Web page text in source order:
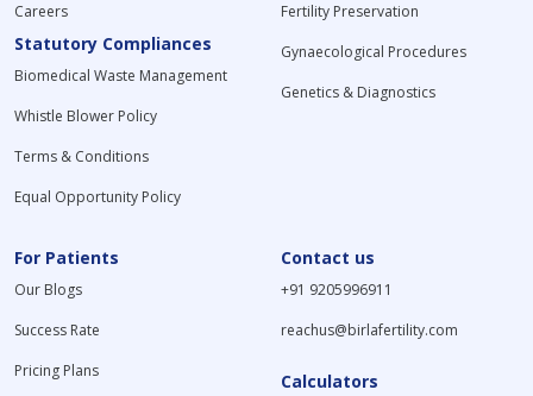
Careers
Statutory Compliances
Biomedical Waste Management
Whistle Blower Policy
Terms & Conditions
Equal Opportunity Policy
Fertility Preservation
Gynaecological Procedures
Genetics & Diagnostics
For Patients
Our Blogs
Success Rate
Pricing Plans
Contact us
+91 9205996911
reachus@birlafertility.com
Calculators